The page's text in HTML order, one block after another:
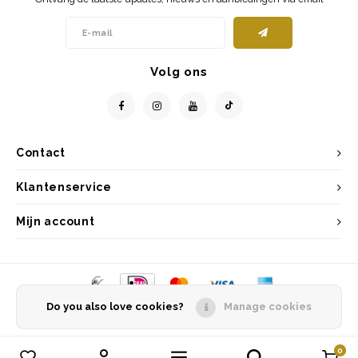
0
Contact
Volg ons
Klantenservice
Mijn account
© Copyright 2026 Entrepôt Holland - Powered byLightspeed- Theme by
Vergelijk producten 0
Do you also love cookies? Manage cookies